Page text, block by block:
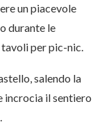
un piacevole
durante le
tavoli per pic-nic.
salendo la
incrocia il sentiero